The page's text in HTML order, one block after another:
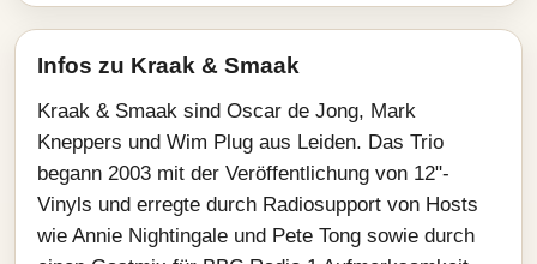
Infos zu Kraak & Smaak
Kraak & Smaak sind Oscar de Jong, Mark
Kneppers und Wim Plug aus Leiden. Das Trio
begann 2003 mit der Veröffentlichung von 12"-
Vinyls und erregte durch Radiosupport von Hosts
wie Annie Nightingale und Pete Tong sowie durch